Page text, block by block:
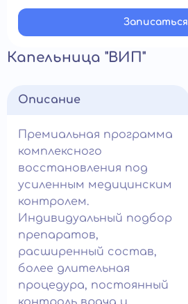
Записатьcя
Капельница "ВИП"
Описание
Премиальная программа
комплексного
восстановления под
усиленным медицинским
контролем.
Индивидуальный подбор
препаратов,
расширенный состав,
более длительная
процедура, постоянный